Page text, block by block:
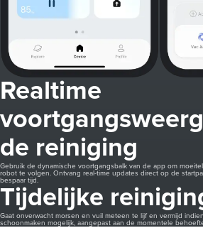
Realtime
de reiniging
Gebruik de dynamische voortgangsbalk van de app om
robot te volgen. Ontvang real-time updates direct op de
bespaar tijd.
Tijdelijke
Gaat onverwacht morsen en vuil meteen te lijf en vermijd
schoonmaken mogelijk, aangepast aan de momentele